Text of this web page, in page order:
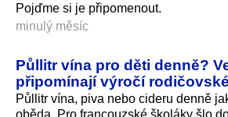
Pojďme si je připomenout.
minulý měsíc
Půllitr vína pro děti denně?
připomínají výročí
Půllitr vína, piva nebo cideru denně
oběda. Pro francouzské školáky šlo